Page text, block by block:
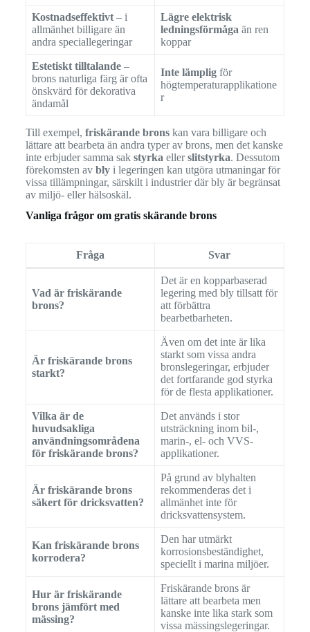
Kostnadseffektivt– i
allmänhet billigare än
andra speciallegeringar
Lägre elektrisk
ledningsförmågaän ren
koppar
Estetiskt tilltalande–
brons naturliga färg är ofta
önskvärd för dekorativa
ändamål
Inte lämpligför
högtemperaturapplikatione
r
Till exempel, friskärande bronskan vara billigare och
lättare att bearbeta än andra typer av brons, men det kanske
inte erbjuder samma sak styrkaellerslitstyrka. Dessutom
förekomsten av blyi legeringen kan utgöra utmaningar för
vissa tillämpningar, särskilt i industrier där bly är begränsat
av miljö- eller hälsoskäl.
Vanliga frågor om gratis skärande brons
Fråga Svar
Vad är friskärande
brons?
Det är en kopparbaserad
legering med bly tillsatt för
att förbättra
bearbetbarheten.
Är friskärande brons
starkt?
Även om det inte är lika
starkt som vissa andra
bronslegeringar, erbjuder
det fortfarande god styrka
för de flesta applikationer.
Vilka är de
huvudsakliga
användningsområdena
för friskärande brons?
Det används i stor
utsträckning inom bil-,
marin-, el- och VVS-
applikationer.
Är friskärande brons
säkert för dricksvatten?
På grund av blyhalten
rekommenderas det i
allmänhet inte för
dricksvattensystem.
Kan friskärande brons
korrodera?
Den har utmärkt
korrosionsbeständighet,
speciellt i marina miljöer.
Hur är friskärande
brons jämfört med
mässing?
Friskärande brons är
lättare att bearbeta men
kanske inte lika stark som
vissa mässingslegeringar.